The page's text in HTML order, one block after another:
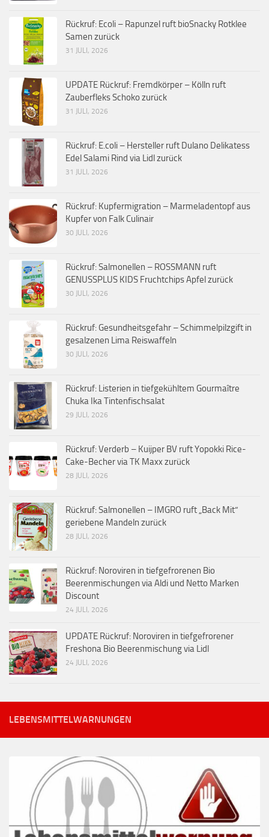
Rückruf: Ecoli – Rapunzel ruft bioSnacky Rotklee
Samen zurück
31 JULI, 2026
UPDATE Rückruf: Fremdkörper – Kölln ruft
Zauberfleks Schoko zurück
31 JULI, 2026
Rückruf: E.coli – Hersteller ruft Dulano Delikatess
Edel Salami Rind via Lidl zurück
31 JULI, 2026
Rückruf: Kupfermigration – Marmeladentopf aus
Kupfer von Falk Culinair
30 JULI, 2026
Rückruf: Salmonellen – ROSSMANN ruft
GENUSSPLUS KIDS Fruchtchips Apfel zurück
30 JULI, 2026
Rückruf: Gesundheitsgefahr – Schimmelpilzgift in
gesalzenen Lima Reiswaffeln
30 JULI, 2026
Rückruf: Listerien in tiefgekühltem Gourmaître
Chuka Ika Tintenfischsalat
29 JULI, 2026
Rückruf: Verderb – Kuijper BV ruft Yopokki Rice-
Cake-Becher via TK Maxx zurück
28 JULI, 2026
Rückruf: Salmonellen – IMGRO ruft „Back Mit“
geriebene Mandeln zurück
28 JULI, 2026
Rückruf: Noroviren in tiefgefrorenen Bio
Beerenmischungen via Aldi und Netto Marken
Discount
24 JULI, 2026
UPDATE Rückruf: Noroviren in tiefgefrorener
Freshona Bio Beerenmischung via Lidl
24 JULI, 2026
LEBENSMITTELWARNUNGEN